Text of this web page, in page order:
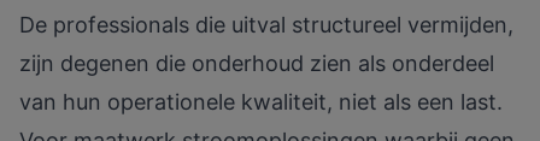
De professionals die uitval structureel vermijden,
zijn degenen die onderhoud zien als onderdeel
van hun operationele kwaliteit, niet als een last.